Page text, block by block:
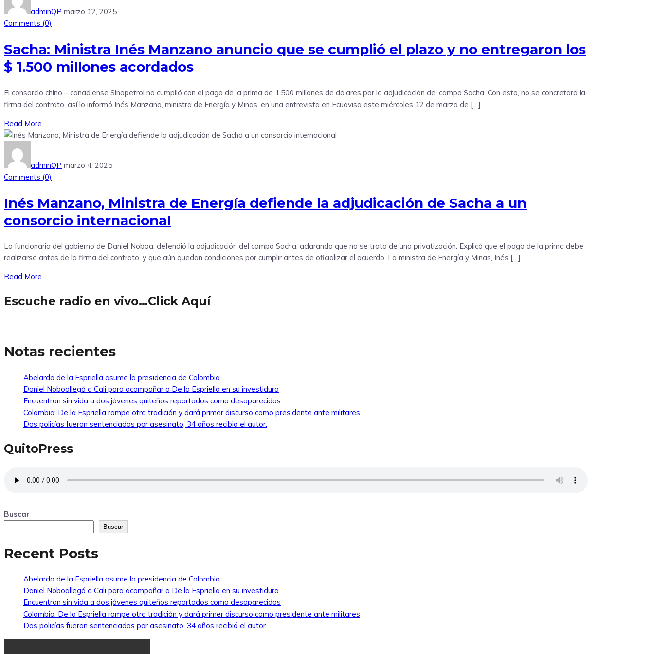
adminQP marzo 12, 2025
Comments (0)
Sacha: Ministra Inés Manzano anuncio que se cumplió el plazo y no entregaron los
$ 1.500 millones acordados
El consorcio chino – canadiense Sinopetrol no cumplió con el pago de la prima de 1.500 millones de dólares por la adjudicación del campo Sacha. Con esto, no se concretará la
firma del contrato, así lo informó Inés Manzano, ministra de Energía y Minas, en una entrevista en Ecuavisa este miércoles 12 de marzo de […]
Read More
adminQP marzo 4, 2025
Comments (0)
Inés Manzano, Ministra de Energía defiende la adjudicación de Sacha a un
consorcio internacional
La funcionaria del gobierno de Daniel Noboa, defendió la adjudicación del campo Sacha, aclarando que no se trata de una privatización. Explicó que el pago de la prima debe
realizarse antes de la firma del contrato, y que aún quedan condiciones por cumplir antes de oficializar el acuerdo. La ministra de Energía y Minas, Inés […]
Read More
Escuche radio en vivo…Click Aquí
Notas recientes
Abelardo de la Espriella asume la presidencia de Colombia
Daniel Noboallegó a Cali para acompañar a De la Espriella en su investidura
Encuentran sin vida a dos jóvenes quiteños reportados como desaparecidos
Colombia: De la Espriella rompe otra tradición y dará primer discurso como presidente ante militares
Dos policías fueron sentenciados por asesinato, 34 años recibió el autor.
QuitoPress
Buscar
Buscar
Recent Posts
Abelardo de la Espriella asume la presidencia de Colombia
Daniel Noboallegó a Cali para acompañar a De la Espriella en su investidura
Encuentran sin vida a dos jóvenes quiteños reportados como desaparecidos
Colombia: De la Espriella rompe otra tradición y dará primer discurso como presidente ante militares
Dos policías fueron sentenciados por asesinato, 34 años recibió el autor.